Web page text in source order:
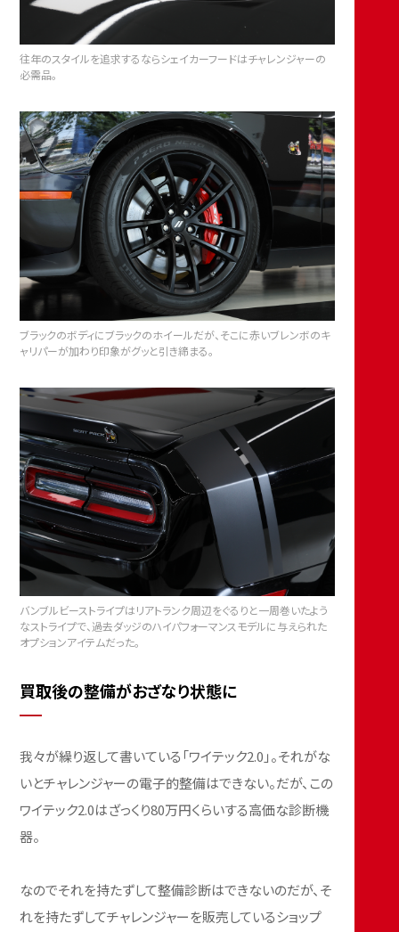
往年のスタイルを追求するならシェイカーフードはチャレンジャーの
必需品。
ブラックのボディにブラックのホイールだが、そこに赤いブレンボのキ
ャリパーが加わり印象がグッと引き締まる。
バンブルビーストライプはリアトランク周辺をぐるりと一周巻いたよう
なストライプで、過去ダッジのハイパフォーマンスモデルに与えられた
オプションアイテムだった。
買取後の整備がおざなり状態に
我々が繰り返して書いている「ワイテック2.0」。それがな
いとチャレンジャーの電子的整備はできない。だが、この
ワイテック2.0はざっくり80万円くらいする高価な診断機
器。
なのでそれを持たずして整備診断はできないのだが、そ
れを持たずしてチャレンジャーを販売しているショップ